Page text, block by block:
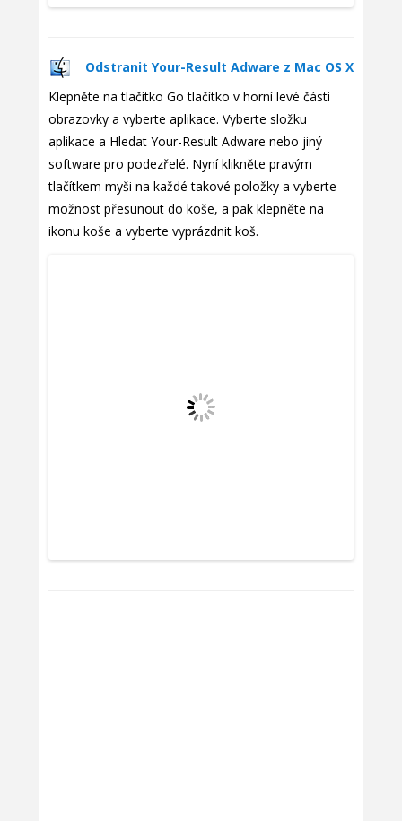
Odstranit Your-Result Adware z Mac OS X
Klepněte na tlačítko Go tlačítko v horní levé části
obrazovky a vyberte aplikace. Vyberte složku
aplikace a Hledat Your-Result Adware nebo jiný
software pro podezřelé. Nyní klikněte pravým
tlačítkem myši na každé takové položky a vyberte
možnost přesunout do koše, a pak klepněte na
ikonu koše a vyberte vyprázdnit koš.